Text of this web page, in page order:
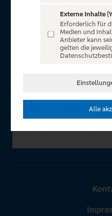
für alle Kunden der
unserem einzigartigen Portal
atemberaubende Konzerte,
Fußball-Bundesliga sowie die
In Zusammenarbeit
Externe Inhalte
Erforderlich für
Medien und
Anbieter kann
gelten die
Alle